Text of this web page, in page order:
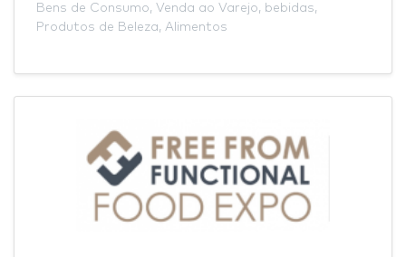
Bens de Consumo, Venda ao Varejo, bebidas,
Produtos de Beleza, Alimentos